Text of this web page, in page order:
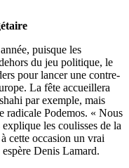
puisque les
du jeu politique, le
pour lancer une contre-
La fête accueillera
par exemple, mais
radicale Podemos. « Nous
les coulisses de la
cette occasion un vrai
Denis Lamard.